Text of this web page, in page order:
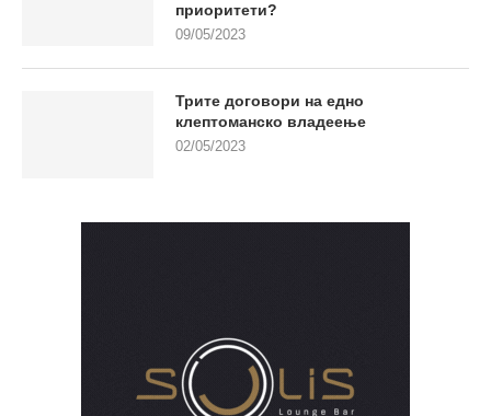
приоритети?
09/05/2023
Трите договори на едно
клептоманско владеење
02/05/2023